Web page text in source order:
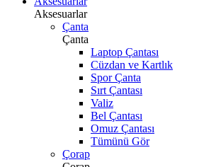
Aksesuarlar
Çanta
Çanta
Laptop Çantası
Cüzdan ve Kartlık
Spor Çanta
Sırt Çantası
Valiz
Bel Çantası
Omuz Çantası
Tümünü Gör
Çorap